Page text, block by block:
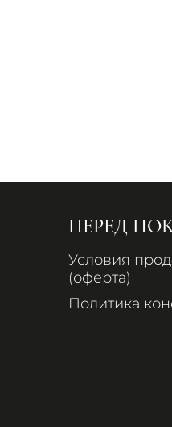
ПЕРЕД
Условия
(оферта)
Политика